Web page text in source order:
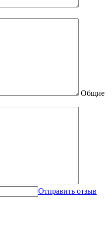
Общие
Отправить отзыв